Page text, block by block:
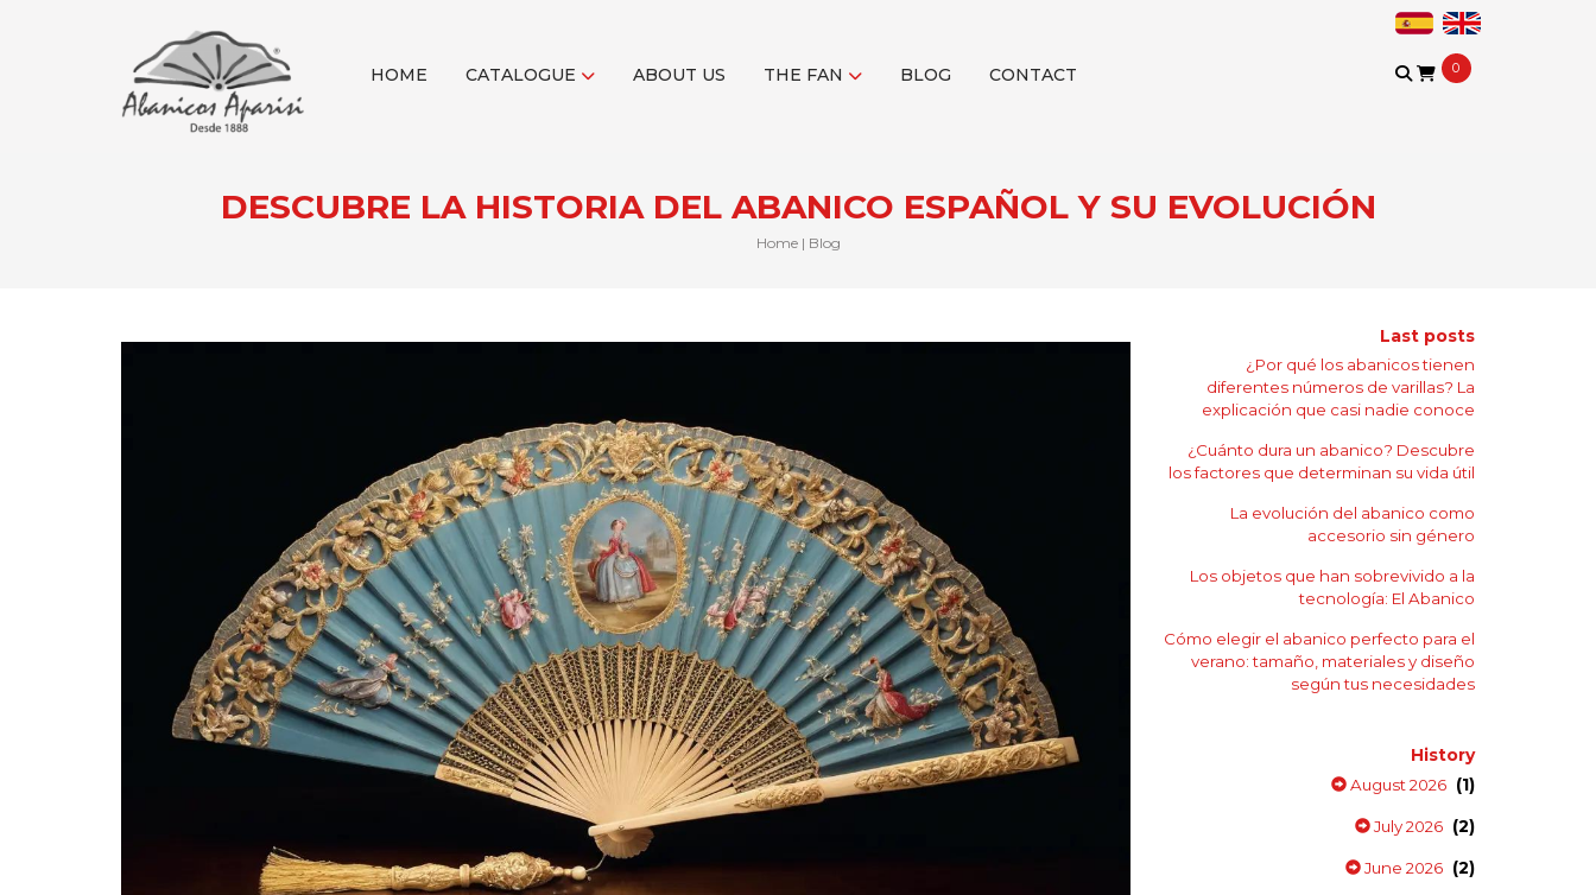
HOME CATALOGUE ABOUT US THE FAN BLOG CONTACT 0
DESCUBRE LA HISTORIA DEL ABANICO ESPAÑOL Y SU EVOLUCIÓN
Home| Blog
Last posts
¿Por qué los abanicos tienen
diferentes números de varillas? La
explicación que casi nadie conoce
¿Cuánto dura un abanico? Descubre
los factores que determinan su vida útil
La evolución del abanico como
accesorio sin género
Los objetos que han sobrevivido a la
tecnología: El Abanico
Cómo elegir el abanico perfecto para el
verano: tamaño, materiales y diseño
según tus necesidades
History
August 2026 (1)
July 2026 (2)
June 2026 (2)